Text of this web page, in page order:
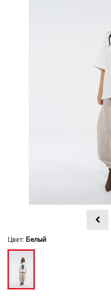
Цвет: Белый